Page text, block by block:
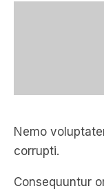
Nemo
corrupti.
Consequuntur